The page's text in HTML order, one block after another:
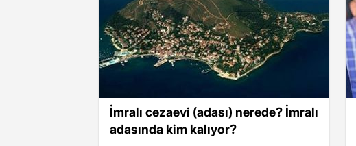
İmralı cezaevi (adası) nerede? İmralı
adasında kim kalıyor?